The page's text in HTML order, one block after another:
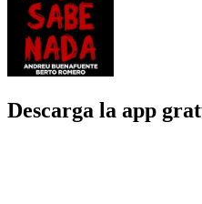
Descarga la app